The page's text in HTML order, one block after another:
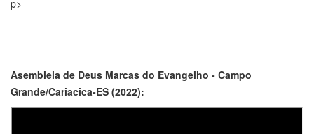
p>
Asembleia de Deus Marcas do Evangelho - Campo
Grande/Cariacica-ES (2022):